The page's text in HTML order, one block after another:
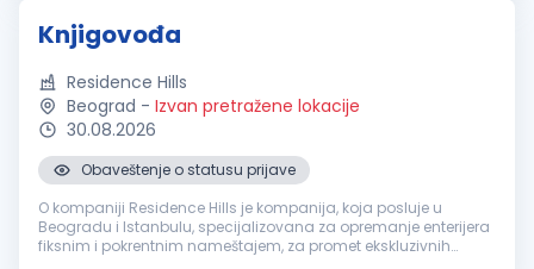
Knjigovođa
Residence Hills
Beograd - Izvan pretražene lokacije
30.08.2026
Obaveštenje o statusu prijave
O kompaniji Residence Hills je kompanija, koja posluje u
Beogradu i Istanbulu, specijalizovana za opremanje enterijera
fiksnim i pokrentnim nameštajem, za promet ekskluzivnih